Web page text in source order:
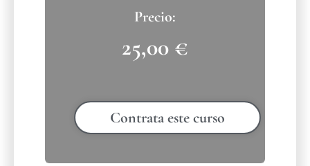
25,00 €
Contrata este curso